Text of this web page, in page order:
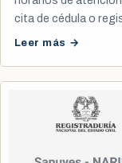
cita de cédula o
Leer más →